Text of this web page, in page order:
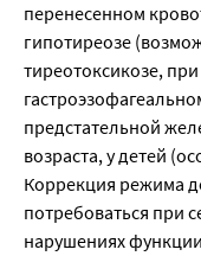
перенесенном
гипотиреозе
тиреотоксикозе,
предстательной
возраста, у детей
Коррекция режима
потребоваться при
нарушениях